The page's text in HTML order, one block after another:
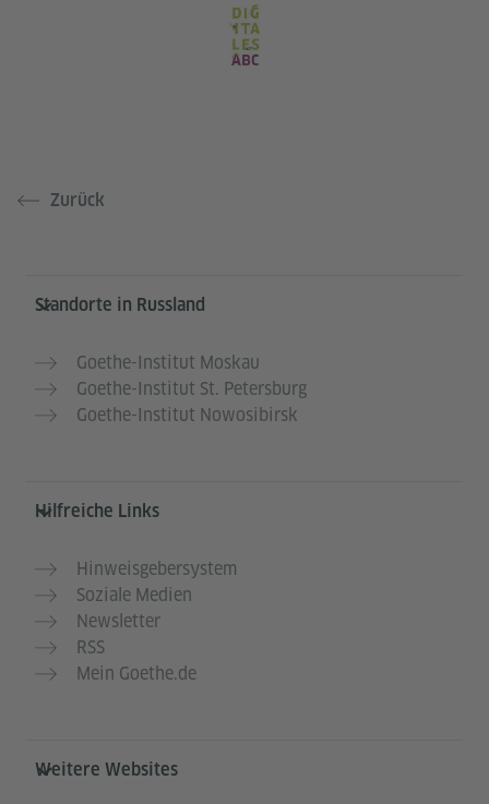
Zurück
Service- und Informationsbereich
Standorte in Russland
Goethe-Institut Moskau
Goethe-Institut St. Petersburg
Goethe-Institut Nowosibirsk
Hilfreiche Links
Hinweisgebersystem
Soziale Medien
Newsletter
RSS
Mein Goethe.de
Weitere Websites